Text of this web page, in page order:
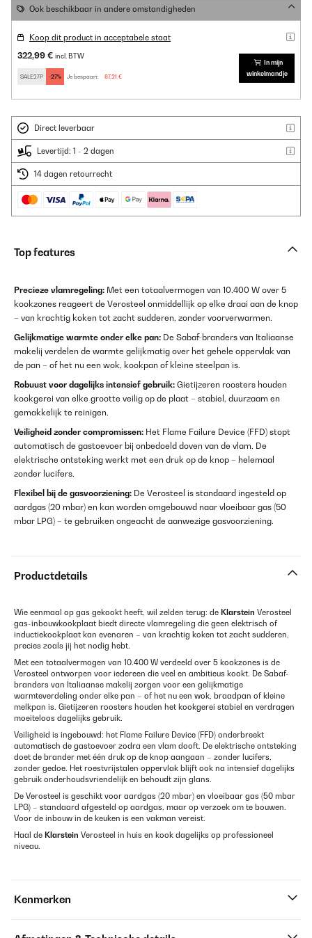
Ook beschikbaar in andere omstandigheden
Koop dit product in acceptabele staat
322,99 € incl. BTW
SALE27P -27% Je bespaart: 87,21 €
In mijn
winkelmandje
Direct leverbaar
Levertijd: 1 - 2 dagen
14 dagen retourrecht
Top features
Precieze vlamregeling: Met een totaalvermogen van 10.400 W over 5
kookzones reageert de Verosteel onmiddellijk op elke draai aan de knop
– van krachtig koken tot zacht sudderen, zonder voorverwarmen.
Gelijkmatige warmte onder elke pan: De Sabaf-branders van Italiaanse
makelij verdelen de warmte gelijkmatig over het gehele oppervlak van
de pan – of het nu een wok, kookpan of kleine steelpan is.
Robuust voor dagelijks intensief gebruik: Gietijzeren roosters houden
kookgerei van elke grootte veilig op de plaat – stabiel, duurzaam en
gemakkelijk te reinigen.
Veiligheid zonder compromissen: Het Flame Failure Device (FFD) stopt
automatisch de gastoevoer bij onbedoeld doven van de vlam. De
elektrische ontsteking werkt met een druk op de knop – helemaal
zonder lucifers.
Flexibel bij de gasvoorziening: De Verosteel is standaard ingesteld op
aardgas (20 mbar) en kan worden omgebouwd naar vloeibaar gas (50
mbar LPG) – te gebruiken ongeacht de aanwezige gasvoorziening.
Productdetails
Wie eenmaal op gas gekookt heeft, wil zelden terug: de Klarstein Verosteel
gas-inbouwkookplaat biedt directe vlamregeling die geen elektrisch of
inductiekookplaat kan evenaren – van krachtig koken tot zacht sudderen,
precies zoals jij het nodig hebt.
Met een totaalvermogen van 10.400 W verdeeld over 5 kookzones is de
Verosteel ontworpen voor iedereen die veel en ambitieus kookt. De Sabaf-
branders van Italiaanse makelij zorgen voor een gelijkmatige
warmteverdeling onder elke pan – of het nu een wok, braadpan of kleine
melkpan is. Gietijzeren roosters houden het kookgerei stabiel en verdragen
moeiteloos dagelijks gebruik.
Veiligheid is ingebouwd: het Flame Failure Device (FFD) onderbreekt
automatisch de gastoevoer zodra een vlam dooft. De elektrische ontsteking
doet de brander met één druk op de knop aangaan – zonder lucifers,
zonder gedoe. Het roestvrijstalen oppervlak blijft ook na intensief dagelijks
gebruik onderhoudsvriendelijk en behoudt zijn glans.
De Verosteel is geschikt voor aardgas (20 mbar) en vloeibaar gas (50 mbar
LPG) – standaard afgesteld op aardgas, maar op verzoek om te bouwen.
Voor de inbouw in de keuken is een vakman vereist.
Haal de Klarstein Verosteel in huis en kook dagelijks op professioneel
niveau.
Kenmerken